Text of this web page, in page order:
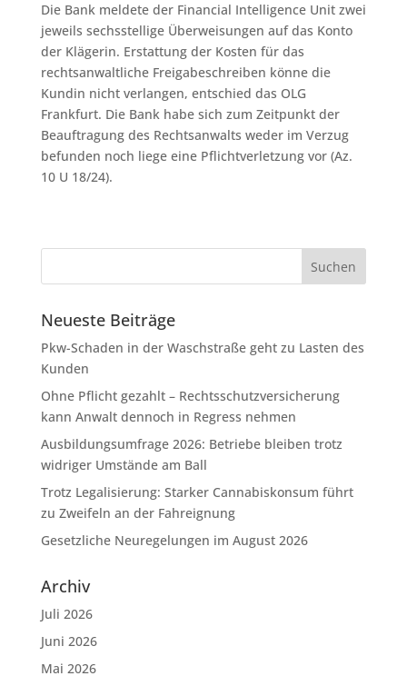
Die Bank meldete der Financial Intelligence Unit zwei
jeweils sechsstellige Überweisungen auf das Konto
der Klägerin. Erstattung der Kosten für das
rechtsanwaltliche Freigabeschreiben könne die
Kundin nicht verlangen, entschied das OLG
Frankfurt. Die Bank habe sich zum Zeitpunkt der
Beauftragung des Rechtsanwalts weder im Verzug
befunden noch liege eine Pflichtverletzung vor (Az.
10 U 18/24).
Neueste Beiträge
Pkw-Schaden in der Waschstraße geht zu Lasten des
Kunden
Ohne Pflicht gezahlt – Rechtsschutzversicherung
kann Anwalt dennoch in Regress nehmen
Ausbildungsumfrage 2026: Betriebe bleiben trotz
widriger Umstände am Ball
Trotz Legalisierung: Starker Cannabiskonsum führt
zu Zweifeln an der Fahreignung
Gesetzliche Neuregelungen im August 2026
Archiv
Juli 2026
Juni 2026
Mai 2026